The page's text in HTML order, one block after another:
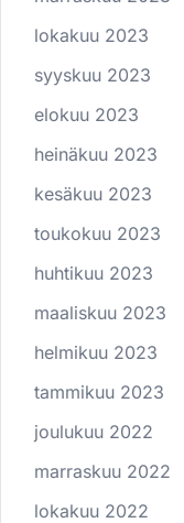
lokakuu 2023
syyskuu 2023
elokuu 2023
heinäkuu 2023
kesäkuu 2023
toukokuu 2023
huhtikuu 2023
maaliskuu 2023
helmikuu 2023
tammikuu 2023
joulukuu 2022
marraskuu 2022
lokakuu 2022